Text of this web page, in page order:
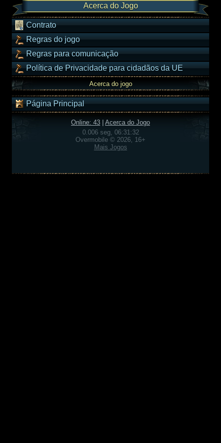
Acerca do Jogo
Contrato
Regras do jogo
Regras para comunicação
Política de Privacidade para cidadãos da UE
Acerca do jogo
Página Principal
Online: 43
Acerca do Jogo
0.006 seg, 06:31:32
Overmobile © 2026, 16+
Mais Jogos